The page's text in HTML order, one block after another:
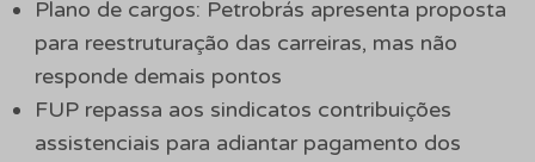
Plano de cargos: Petrobrás apresenta proposta
para reestruturação das carreiras, mas não
responde demais pontos
FUP repassa aos sindicatos contribuições
assistenciais para adiantar pagamento dos